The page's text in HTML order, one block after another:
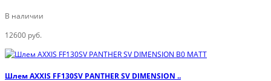
В наличии
12600 руб.
Шлем AXXIS FF130SV PANTHER SV DIMENSION ..